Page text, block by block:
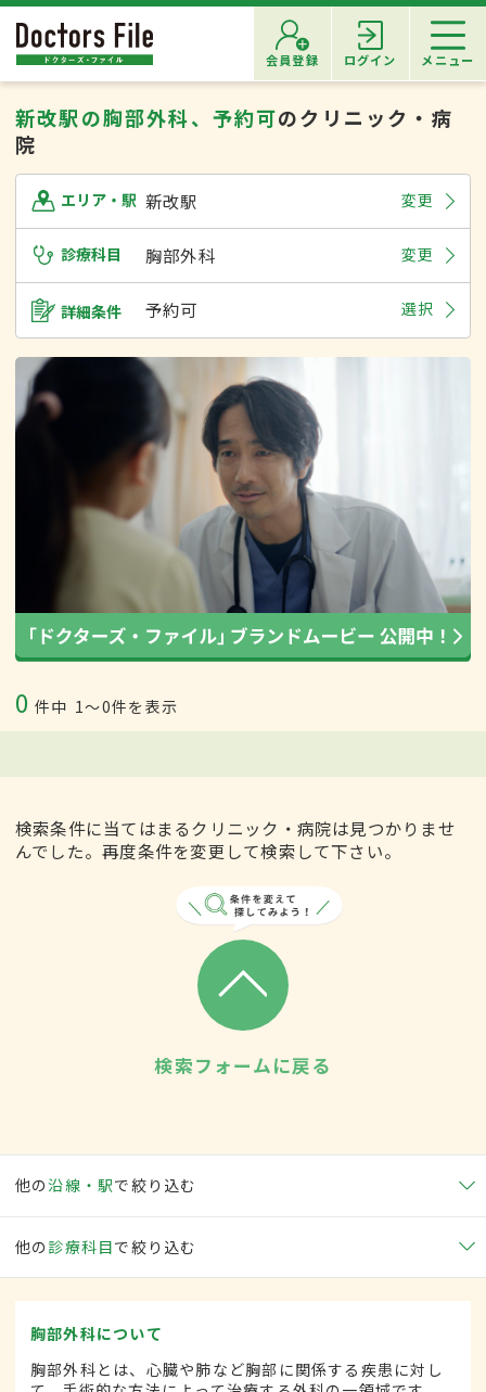
会員登録 ログイン メニュー
新改駅の胸部外科、予約可のクリニック・病
院
エリア・駅 新改駅 変更
診療科目 胸部外科 変更
詳細条件 予約可 選択
0 件中 1〜0件を表示
検索条件に当てはまるクリニック・病院は見つかりませ
んでした。再度条件を変更して検索して下さい。
検索フォームに戻る
他の沿線・駅で絞り込む
他の 診療科目で絞り込む
胸部外科について
胸部外科とは、心臓や肺など胸部に関係する疾患に対し